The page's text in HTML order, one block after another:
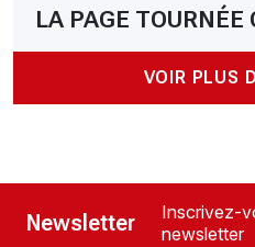
LA PAGE TOURNÉE
VOIR PLUS
Newsletter
Inscrivez-
newsletter